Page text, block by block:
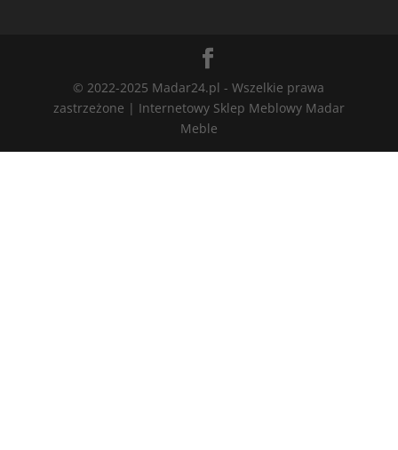
© 2022-2025 Madar24.pl - Wszelkie prawa
zastrzeżone | Internetowy Sklep Meblowy Madar
Meble